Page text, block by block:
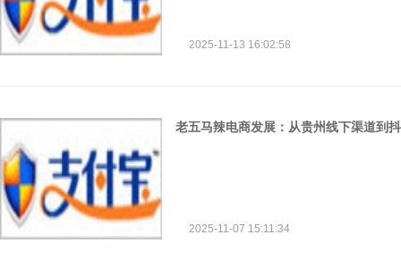
2025-11-13 16:02:58
老五马辣电商发展：从贵州线下渠道到
2025-11-07 15:11:34